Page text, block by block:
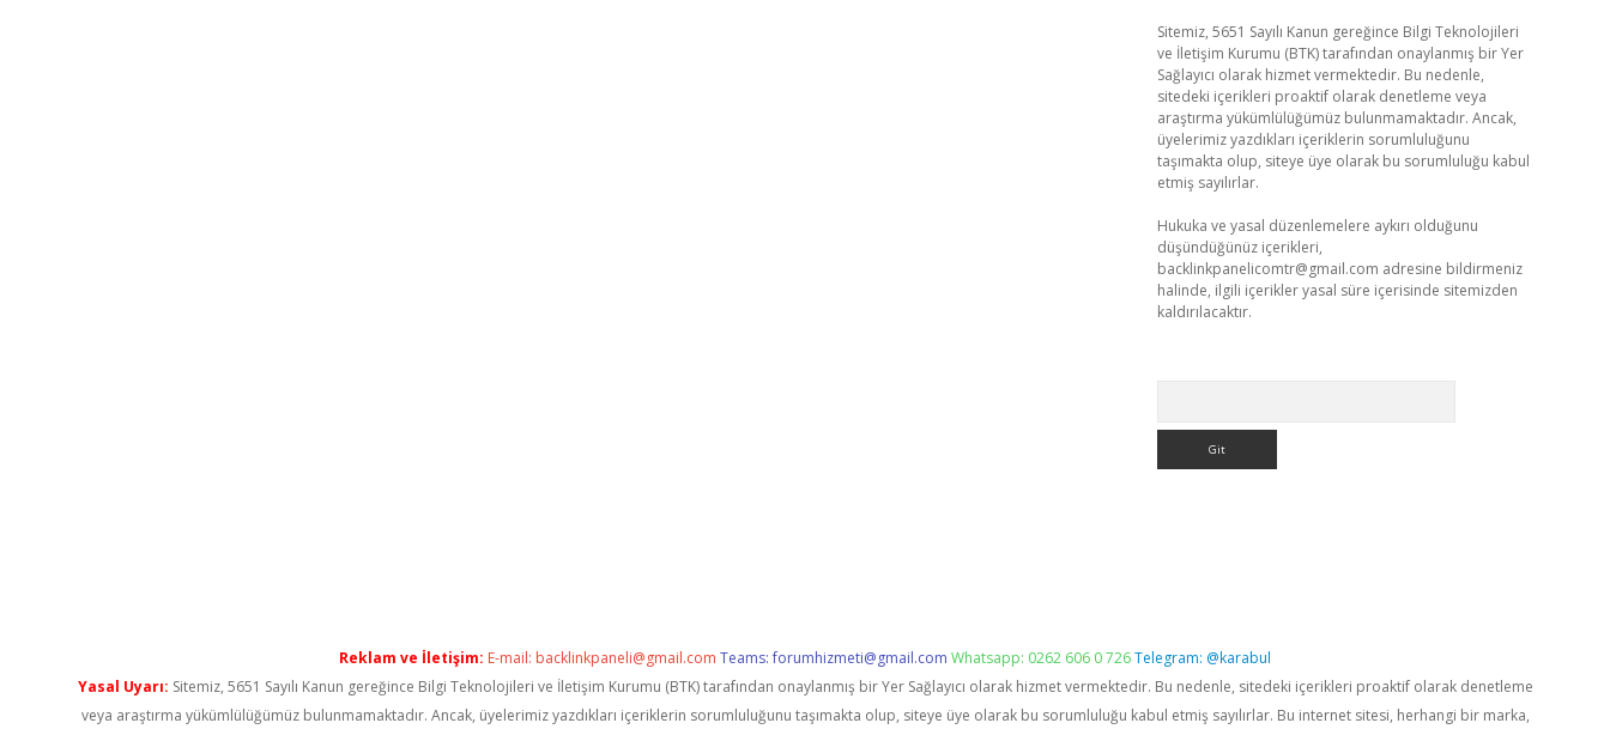
Sitemiz, 5651 Sayılı Kanun gereğince Bilgi Teknolojileri
ve İletişim Kurumu (BTK) tarafından onaylanmış bir Yer
Sağlayıcı olarak hizmet vermektedir. Bu nedenle,
sitedeki içerikleri proaktif olarak denetleme veya
araştırma yükümlülüğümüz bulunmamaktadır. Ancak,
üyelerimiz yazdıkları içeriklerin sorumluluğunu
taşımakta olup, siteye üye olarak bu sorumluluğu kabul
etmiş sayılırlar.
Hukuka ve yasal düzenlemelere aykırı olduğunu
düşündüğünüz içerikleri,
backlinkpanelicomtr@gmail.com adresine bildirmeniz
halinde, ilgili içerikler yasal süre içerisinde sitemizden
kaldırılacaktır.
Reklam ve İletişim: E-mail: backlinkpaneli@gmail.com Teams:forumhizmeti@gmail.com Whatsapp: 0262 606 0 726Telegram: @karabul
Yasal Uyarı: Sitemiz, 5651 Sayılı Kanun gereğince Bilgi Teknolojileri ve İletişim Kurumu (BTK) tarafından onaylanmış bir Yer Sağlayıcı olarak hizmet vermektedir. Bu nedenle, sitedeki içerikleri proaktif olarak denetleme
veya araştırma yükümlülüğümüz bulunmamaktadır. Ancak, üyelerimiz yazdıkları içeriklerin sorumluluğunu taşımakta olup, siteye üye olarak bu sorumluluğu kabul etmiş sayılırlar. Bu internet sitesi, herhangi bir marka,